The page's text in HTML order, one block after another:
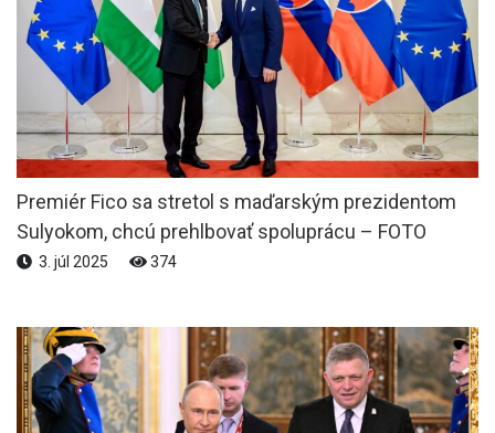
Premiér Fico sa stretol s maďarským prezidentom
Sulyokom, chcú prehlbovať spoluprácu – FOTO
3. júl 2025 374